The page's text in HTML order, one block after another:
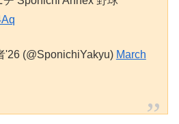
(@SponichiYakyu) March